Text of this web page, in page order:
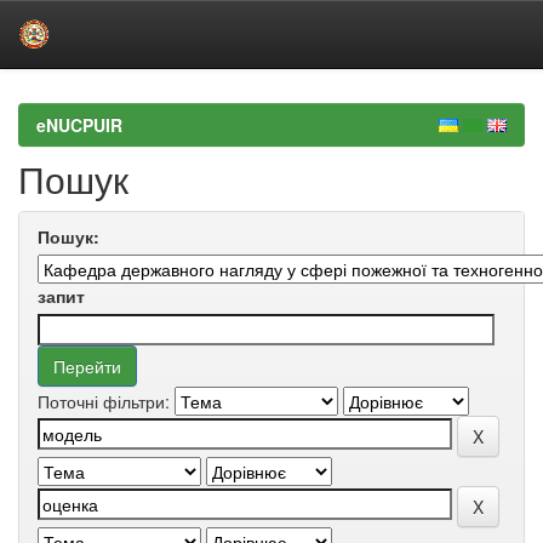
navigationeNUCPUIR
Пошук
Пошук:
запит
Поточні фільтри: